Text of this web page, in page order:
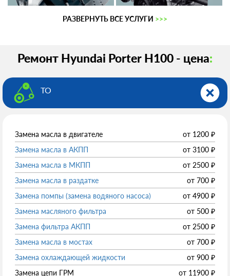
РАЗВЕРНУТЬ ВСЕ УСЛУГИ >>>
Ремонт Hyundai Porter Н100 - цена:
ТО
Замена масла в двигателе от 1200 ₽
Замена масла в АКПП
от 3100 ₽
Замена масла в МКПП
от 2500 ₽
Замена масла в раздатке
от 700 ₽
Замена помпы (замена водяного насоса)
от 4900 ₽
Замена масляного фильтра
от 500 ₽
Замена фильтра АКПП
от 2500 ₽
Замена масла в мостах
от 700 ₽
Замена охлаждающей жидкости
от 900 ₽
Замена цепи ГРМ
от 11900 ₽